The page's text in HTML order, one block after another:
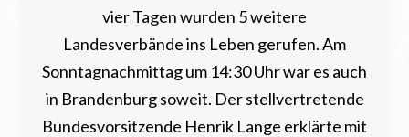
vier Tagen wurden 5 weitere
Landesverbände ins Leben gerufen. Am
Sonntagnachmittag um 14:30 Uhr war es auch
in Brandenburg soweit. Der stellvertretende
Bundesvorsitzende Henrik Lange erklärte mit